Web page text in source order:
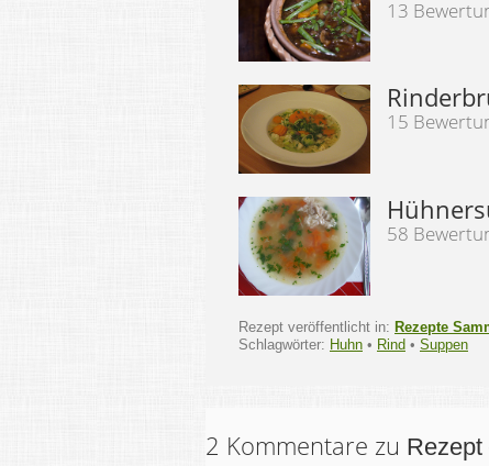
13
15
58
Rezept veröffentlicht in: Rezepte
Schlagwörter: Huhn • Rind • Suppen
2 Kommentare zu